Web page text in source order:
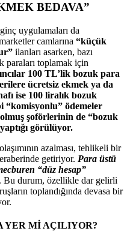
BEDAVA”
uygulamaları da
camlarına “küçük
ilanları asarken, bazı
paraları toplamak için
100 TL’lik bozuk para
ücretsiz ekmek ya da
ise 100 liralık bozuk
“komisyonlu” ödemeler
şoförlerinin de “bozuk
görülüyor.
azalması, tehlikeli bir
getiriyor. Para üstü
“düz hesap”
Bu durum, özellikle dar gelirli
toplandığında devasa bir
YER Mİ AÇILIYOR?